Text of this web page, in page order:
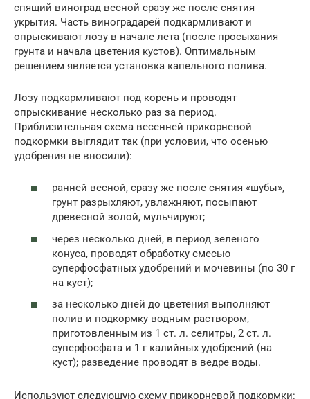
спящий виноград весной сразу же после снятия
укрытия. Часть виноградарей подкармливают и
опрыскивают лозу в начале лета (после просыхания
грунта и начала цветения кустов). Оптимальным
решением является установка капельного полива.
Лозу подкармливают под корень и проводят
опрыскивание несколько раз за период.
Приблизительная схема весенней прикорневой
подкормки выглядит так (при условии, что осенью
удобрения не вносили):
ранней весной, сразу же после снятия «шубы»,
грунт разрыхляют, увлажняют, посыпают
древесной золой, мульчируют;
через несколько дней, в период зеленого
конуса, проводят обработку смесью
суперфосфатных удобрений и мочевины (по 30 г
на куст);
за несколько дней до цветения выполняют
полив и подкормку водным раствором,
приготовленным из 1 ст. л. селитры, 2 ст. л.
суперфосфата и 1 г калийных удобрений (на
куст); разведение проводят в ведре воды.
Используют следующую схему прикорневой подкормки: